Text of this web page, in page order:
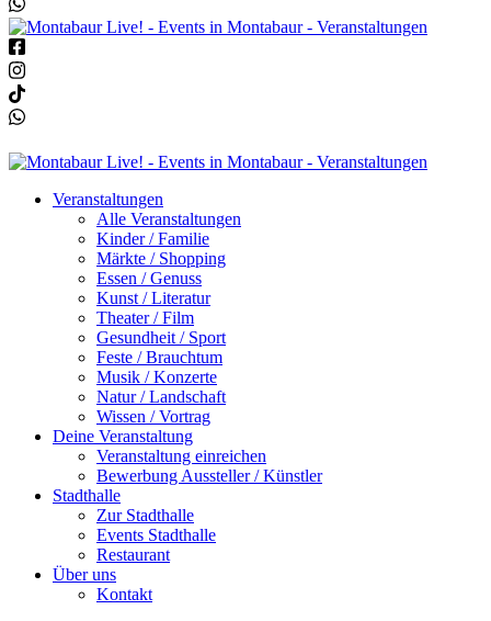
Veranstaltungen
Alle Veranstaltungen
Kinder / Familie
Märkte / Shopping
Essen / Genuss
Kunst / Literatur
Theater / Film
Gesundheit / Sport
Feste / Brauchtum
Musik / Konzerte
Natur / Landschaft
Wissen / Vortrag
Deine Veranstaltung
Veranstaltung einreichen
Bewerbung Aussteller / Künstler
Stadthalle
Zur Stadthalle
Events Stadthalle
Restaurant
Über uns
Kontakt